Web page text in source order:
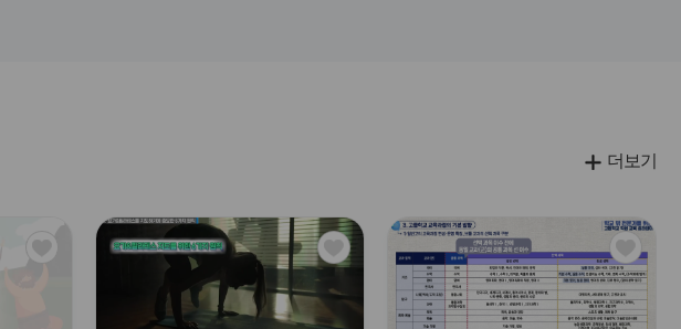
심
아
심
아
이
더보기